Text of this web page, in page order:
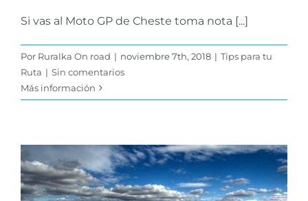
Si vas al Moto GP de Cheste toma nota [...]
Por Ruralka On road | noviembre 7th, 2018 | Tips para tu
Ruta | Sin comentarios
Más información